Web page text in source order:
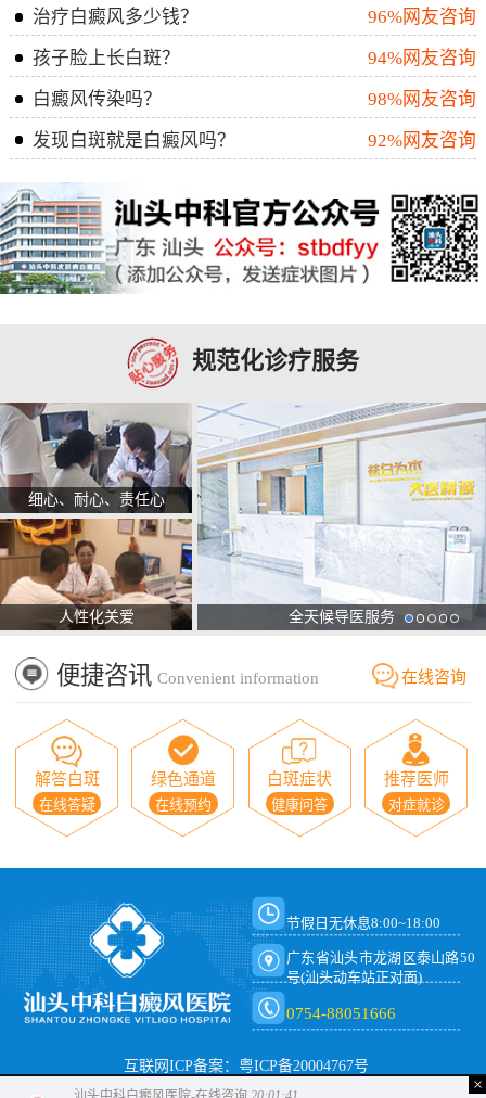
治疗白癜风多少钱？
96%网友咨询
孩子脸上长白斑？
94%网友咨询
白癜风传染吗？
98%网友咨询
发现白斑就是白癜风吗？
92%网友咨询
规范化诊疗服务
细心、耐心、责任心
人性化关爱 全天候导医服务
便捷咨讯 Convenient information 在线咨询
解答白斑
在线答疑
绿色通道
在线预约
白斑症状
健康问答
推荐医师
对症就诊
节假日无休息8:00~18:00
广东省汕头市龙湖区泰山路50
号(汕头动车站正对面)
0754-88051666
互联网ICP备案：粤ICP备20004767号
×